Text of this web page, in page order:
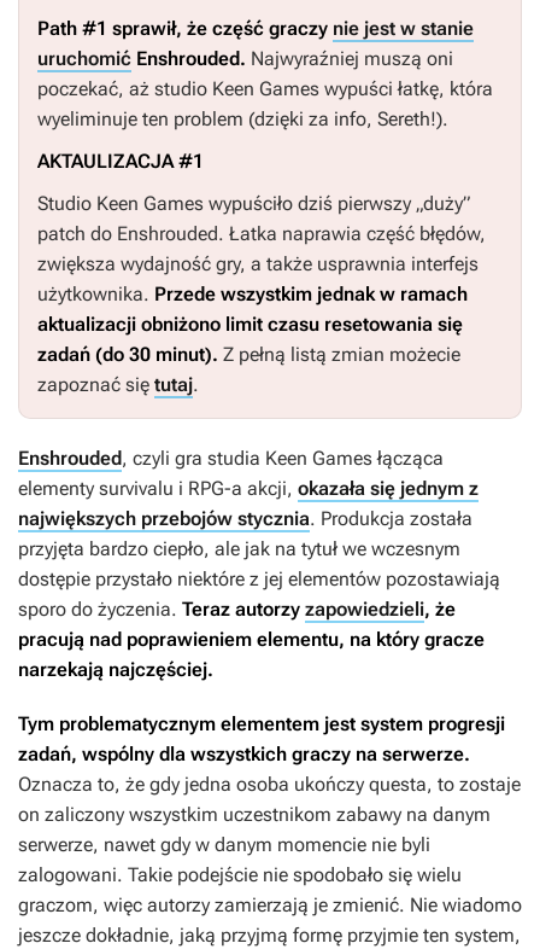
Path #1 sprawił, że część graczy nie jest w stanie
uruchomić Enshrouded. Najwyraźniej muszą oni
poczekać, aż studio Keen Games wypuści łatkę, która
wyeliminuje ten problem (dzięki za info, Sereth!).
AKTAULIZACJA #1
Studio Keen Games wypuściło dziś pierwszy „duży”
patch do Enshrouded. Łatka naprawia część błędów,
zwiększa wydajność gry, a także usprawnia interfejs
użytkownika. Przede wszystkim jednak w ramach
aktualizacji obniżono limit czasu resetowania się
zadań (do 30 minut). Z pełną listą zmian możecie
zapoznać się tutaj.
Enshrouded, czyli gra studia Keen Games łącząca
elementy survivalu i RPG-a akcji, okazała się jednym z
największych przebojów stycznia. Produkcja została
przyjęta bardzo ciepło, ale jak na tytuł we wczesnym
dostępie przystało niektóre z jej elementów pozostawiają
sporo do życzenia. Teraz autorzy zapowiedzieli, że
pracują nad poprawieniem elementu, na który gracze
narzekają najczęściej.
Tym problematycznym elementem jest system progresji
zadań, wspólny dla wszystkich graczy na serwerze.
Oznacza to, że gdy jedna osoba ukończy questa, to zostaje
on zaliczony wszystkim uczestnikom zabawy na danym
serwerze, nawet gdy w danym momencie nie byli
zalogowani. Takie podejście nie spodobało się wielu
graczom, więc autorzy zamierzają je zmienić. Nie wiadomo
jeszcze dokładnie, jaką przyjmą formę przyjmie ten system,